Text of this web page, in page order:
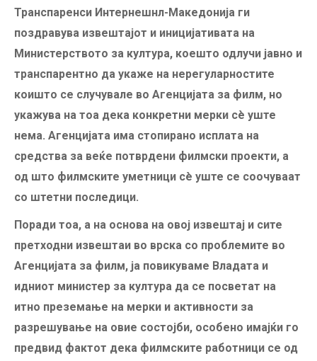
Транспаренси Интернешнл-Македонија ги
поздравува извештајот и иницијативата на
Министерството за култура, коешто одлучи јавно и
транспарентно да укаже на нерегуларностите
коишто се случувале во Агенцијата за филм, но
укажува на тоа дека конкретни мерки сè уште
нема. Агенцијата има стопирано исплата на
средства за веќе потврдени филмски проекти, а
од што филмските уметници сè уште се соочуваат
со штетни последици.
Поради тоа, а на основа на овој извештај и сите
претходни извештаи во врска со проблемите во
Агенцијата за филм, ја повикуваме Владата и
идниот министер за култура да се посветат на
итно преземање на мерки и активности за
разрешување на овие состојби, особено имајќи го
предвид фактот дека филмските работници се од